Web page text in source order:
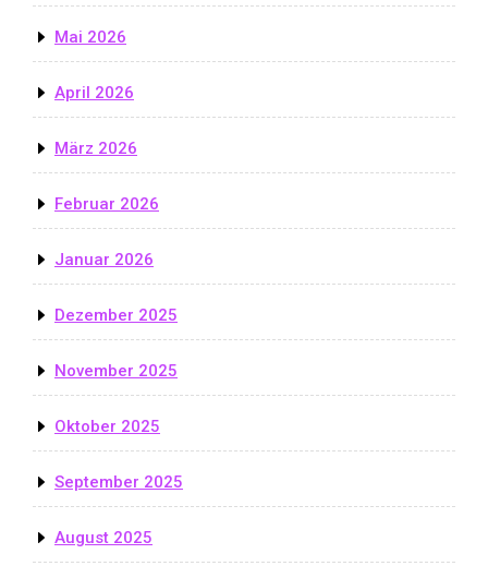
Mai 2026
April 2026
März 2026
Februar 2026
Januar 2026
Dezember 2025
November 2025
Oktober 2025
September 2025
August 2025